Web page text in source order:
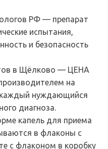
РФ — препарат
испытания,
и безопасность
в Щёлково — ЦЕНА
на
нуждающийся
диагноза.
капель для приема
в флаконы с
с флаконом в коробку